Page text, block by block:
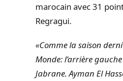
marocain avec 31
Regragui.
«Comme la saison
Monde: l’arrière
Jabrane. Ayman El